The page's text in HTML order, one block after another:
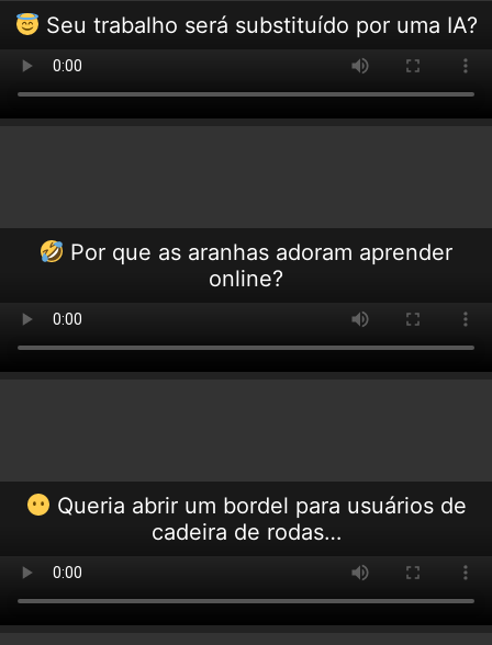
Seu trabalho será substituído por uma IA?
Por que as aranhas adoram aprender
online?
Queria abrir um bordel para usuários de
cadeira de rodas…